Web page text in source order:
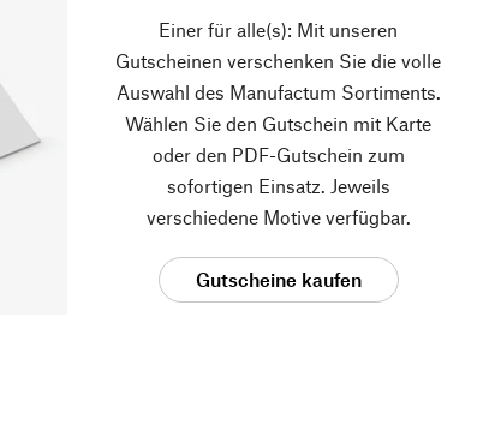
Einer für alle(s): Mit unseren
Gutscheinen verschenken Sie die volle
Auswahl des Manufactum Sortiments.
Wählen Sie den Gutschein mit Karte
oder den PDF-Gutschein zum
sofortigen Einsatz. Jeweils
verschiedene Motive verfügbar.
Gutscheine kaufen